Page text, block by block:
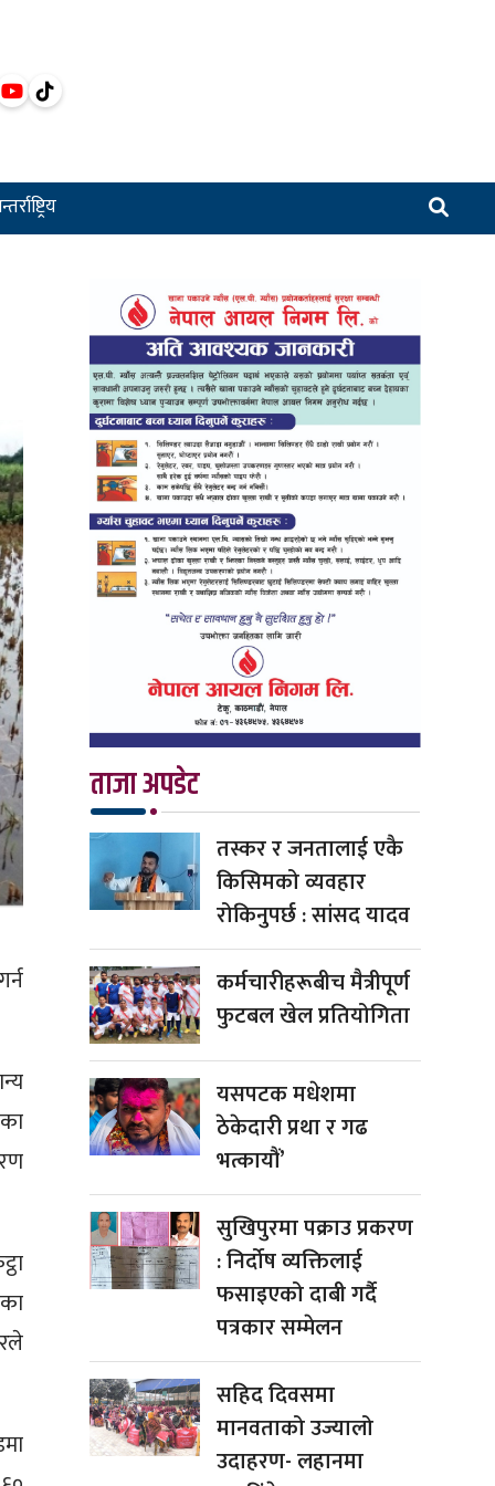
ताजा अपडेट
तस्कर र जनतालाई एकै
किसिमको व्यवहार
रोकिनुपर्छ : सांसद यादव
कर्मचारीहरूबीच मैत्रीपूर्ण
फुटबल खेल प्रतियोगिता
यसपटक मधेशमा
ठेकेदारी प्रथा र गढ
भत्कायौं’
सुखिपुरमा पक्राउ प्रकरण
: निर्दोष व्यक्तिलाई
फसाइएको दाबी गर्दै
पत्रकार सम्मेलन
सहिद दिवसमा
मानवताको उज्यालो
उदाहरण- लहानमा